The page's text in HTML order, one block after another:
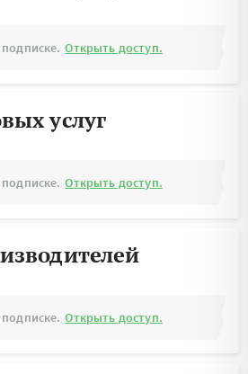
Открыть доступ.
услуг
Открыть доступ.
Открыть доступ.